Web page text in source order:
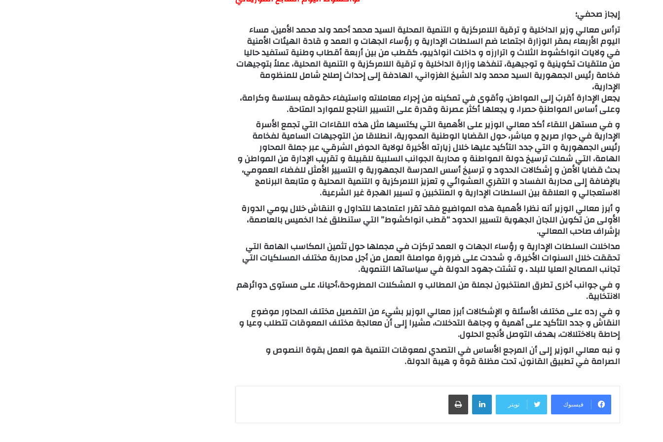
إيجاز صحفي؛
ترأس معالي وزير الداخلية و ترقية اللامركزية و التنمية المحلية السيد محمد أحمد ولد محمد الأمين، مساء
اليوم الأربعاء بمقر الوزارة اجتماعا ضم السلطات الإدارية و رؤساء الجهات و العمد و قادة الهيئات الأمنية
في ولايات انواكشوط الثلاث و اترارزه و داخلت انواذيبو، كقطب من بين أربعة أقطاب وطنية تستفيد حاليا
من ملتقيات تكوينية و توجيهية، تنفذها وزارة الداخلية و ترقية اللامركزية و التنمية المحلية، عملاً بتوجيهات
فخامة رئيس الجمهورية السيد محمد ولد الشيخ الغزواني، الهادفة إلى إحداث إصلاح شامل للمنظومة
الإدارية،
يجعل الإدارة أقربَ إلى المواطن، وأقوى في تمكينه من إجراء معاملاته واستيفاء حقوقه بسلاسة وكرامة،
وعلى أساس المواطنةِ حصرا، و يجعلها أكثر عصرنة وقدرة على التسيير الناجع للموارد المتاحة.
و في مستهل اللقاء أكد معالي الوزير على الأهمية التي يكتسيها مثل هذه اللقاءات التي تجمع الأسرة
الإدارية في حوار صريح و مباشر، حول القضايا الوطنية المحورية، انطلاقا من التوجيهات السامية لفخامة
رئيس الجمهورية و التي جدد التأكيد عليها خلال زيارته الأخيرة لولاية الحوض الشرقي، عبر جملة المحاور
الهامة، التي شملت ترسيخ دولة المواطنة و محاربة الجوانب السلبية للقبيلة و تقريب الإدارة من المواطن و
بحث قضايا الأمن و إشكالات الحدود و ترسيخ أسس المدرسة الجمهورية و التسيير الأمثل للفضاء العمومي،
بالإضافة إلى محاربة الفساد و التقري العشوائي و تعزيز اللامركزية و التنمية المحلية و متابعة البرنامج
الاستعجالي و العلاقة بين السلطات الإدارية و المنتخبين و تسيير الهجرة غير الشرعية.
و أبرز معالي الوزير أنه نظرا لأهمية هذه المواضيع فقد تقرر اعتمادها للتداول و النقاش خلال يومي الدورة
الأولى من تكوين اللجان الجهوية لتسيير الحدود “قطب انواكشوط” التي ستنطلق غدا الخميس بالعاصمة،
بإشراف صاحب المعالي.
مداخلات السلطات الإدارية و رؤساء الجهات و العمد تركزت في مجملها حول تثمين المكاسب الهامة التي
تحققت خلال السنوات الأخيرة، و شددت على ضرورة مواصلة العمل من أجل محاربة مختلف المسلكيات التي
تجانب المصالح العليا للبلد ، و تشتت جهود الدولة في سياساتها التنموية.
و في جوانب أخرى تطرق المنتخبون لجملة من المطالب و المشكلات المطروحة،أحيانا، على مستوى دوائرهم
الانتخابية.
و في رده على مختلف الأسئلة و الإشكالات أبرز معالي الوزير بشيء من التفصيل مختلف المحاور موضوع
النقاش و جدد التأكيد على أهمية و وجاهة التدخلات، مشيرا إلى أن معالجة مختلف المعوقات تتطلب وعيا و
إحاطة بالاختلالات، بهدف التوصل لأنجع الحلول.
و نبه معالي الوزير إلى أن المرجع الأساس في التصدي لمعوقات التنمية هو العمل بقوة النصوص و
الصرامة في تطبيق القانون، تحت مظلة قوة و هيبة الدولة.
فيسبوك تويتر
لينكدإن